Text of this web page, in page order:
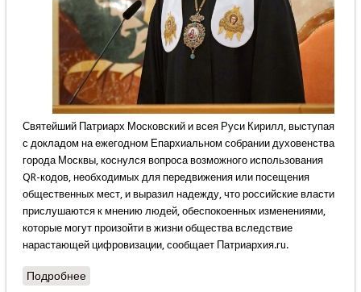
Святейший Патриарх Московский и всея Руси Кирилл, выступая
с докладом на ежегодном Епархиальном собрании духовенства
города Москвы, коснулся вопроса возможного использования
QR-кодов, необходимых для передвижения или посещения
общественных мест, и выразил надежду, что российские власти
прислушаются к мнению людей, обеспокоенных изменениями,
которые могут произойти в жизни общества вследствие
нарастающей цифровизации, сообщает Патриархия.ru.
Подробнеео О том, что тревожит